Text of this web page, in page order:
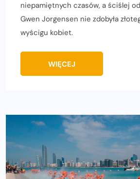
niepamiętnych czasów, a ściślej
Gwen Jorgensen nie zdobyła
wyścigu kobiet.
WIĘCEJ